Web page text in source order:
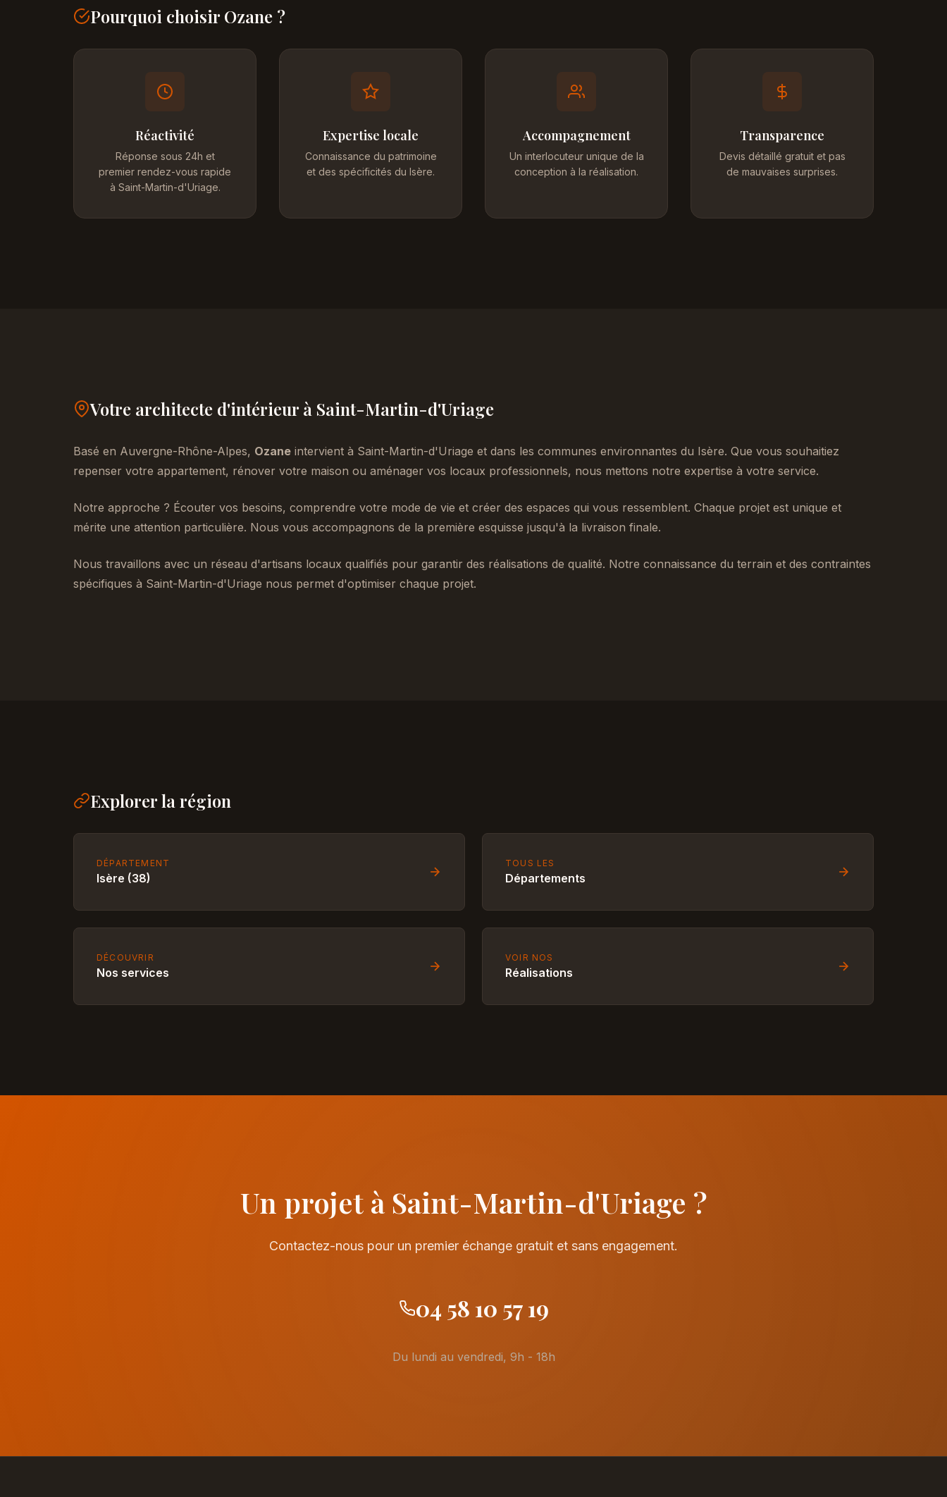
Pourquoi choisir Ozane ?
Réactivité
Réponse sous 24h et
premier rendez-vous rapide
à Saint-Martin-d'Uriage.
Expertise locale
Connaissance du patrimoine
et des spécificités du Isère.
Accompagnement
Un interlocuteur unique de la
conception à la réalisation.
Transparence
Devis détaillé gratuit et pas
de mauvaises surprises.
Votre architecte d'intérieur à Saint-Martin-d'Uriage
Basé en Auvergne-Rhône-Alpes, Ozane intervient à Saint-Martin-d'Uriage et dans les communes environnantes du Isère. Que vous souhaitiez
repenser votre appartement, rénover votre maison ou aménager vos locaux professionnels, nous mettons notre expertise à votre service.
Notre approche ? Écouter vos besoins, comprendre votre mode de vie et créer des espaces qui vous ressemblent. Chaque projet est unique et
mérite une attention particulière. Nous vous accompagnons de la première esquisse jusqu'à la livraison finale.
Nous travaillons avec un réseau d'artisans locaux qualifiés pour garantir des réalisations de qualité. Notre connaissance du terrain et des contraintes
spécifiques à Saint-Martin-d'Uriage nous permet d'optimiser chaque projet.
Explorer la région
DÉPARTEMENT
Isère (38)
TOUS LES
Départements
DÉCOUVRIR
Nos services
VOIR NOS
Réalisations
Un projet à Saint-Martin-d'Uriage ?
Contactez-nous pour un premier échange gratuit et sans engagement.
04 58 10 57 19
Du lundi au vendredi, 9h - 18h